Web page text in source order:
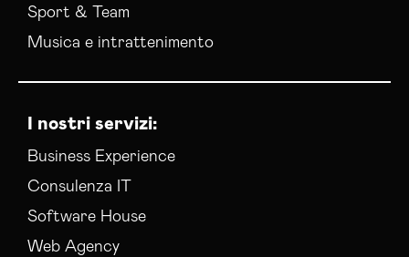
Sport & Team
Musica e intrattenimento
I nostri servizi:
Business Experience
Consulenza IT
Software House
Web Agency